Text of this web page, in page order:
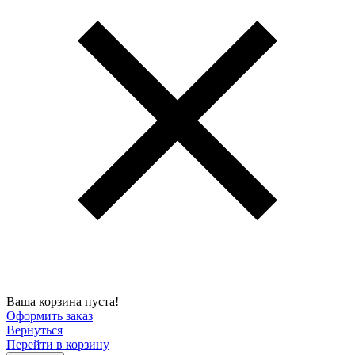
Ваша корзина пуста!
Оформить заказ
Вернуться
Перейти в корзину